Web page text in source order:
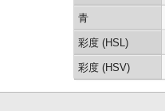
青
彩度 (HSL)
彩度 (HSV)